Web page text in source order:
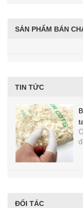
SẢN PHẨM BÁN
TIN TỨC
ĐỐI TÁC